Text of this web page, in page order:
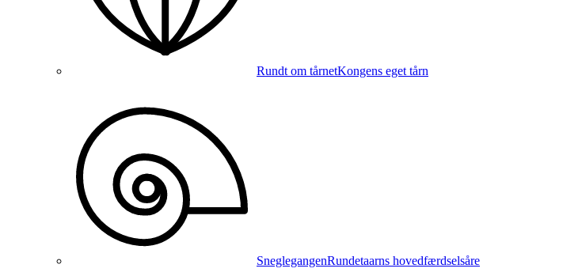
Rundt om tårnetKongens eget tårn
SneglegangenRundetaarns hovedfærdselsåre